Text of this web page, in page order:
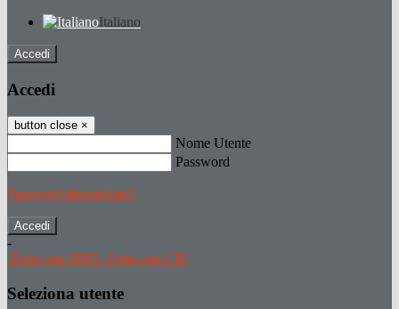
Italiano
Accedi
Accedi
button close ×
Nome Utente
Password
Password dimenticata?
-
Entra con SPID Entra con CIE
Seleziona utente